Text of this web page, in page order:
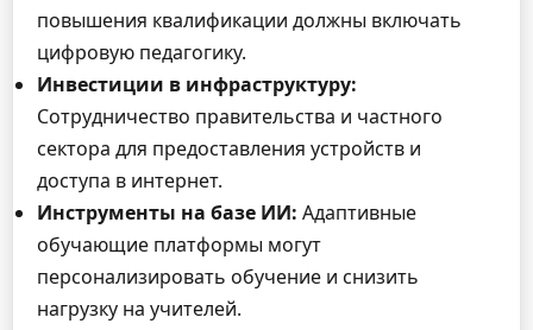
повышения квалификации должны включать
цифровую педагогику.
Инвестиции в инфраструктуру:
Сотрудничество правительства и частного
сектора для предоставления устройств и
доступа в интернет.
Инструменты на базе ИИ: Адаптивные
обучающие платформы могут
персонализировать обучение и снизить
нагрузку на учителей.